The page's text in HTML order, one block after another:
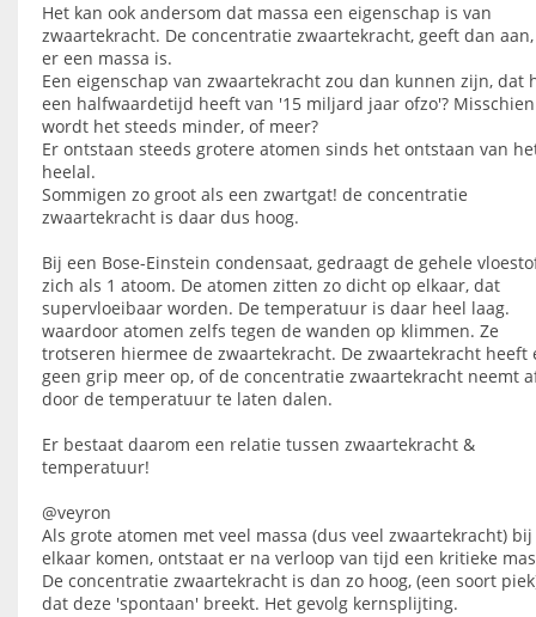
Het kan ook andersom dat massa een eigenschap is van
zwaartekracht. De concentratie zwaartekracht, geeft dan
er een massa is.
Een eigenschap van zwaartekracht zou dan kunnen zijn, dat
een halfwaardetijd heeft van '15 miljard jaar ofzo'? Misschien
wordt het steeds minder, of meer?
Er ontstaan steeds grotere atomen sinds het ontstaan van
heelal.
Sommigen zo groot als een zwartgat! de concentratie
zwaartekracht is daar dus hoog.
Bij een Bose-Einstein condensaat, gedraagt de gehele
zich als 1 atoom. De atomen zitten zo dicht op elkaar, dat
supervloeibaar worden. De temperatuur is daar heel laag.
waardoor atomen zelfs tegen de wanden op klimmen. Ze
trotseren hiermee de zwaartekracht. De zwaartekracht heeft
geen grip meer op, of de concentratie zwaartekracht neemt
door de temperatuur te laten dalen.
Er bestaat daarom een relatie tussen zwaartekracht &
temperatuur!
@veyron
Als grote atomen met veel massa (dus veel zwaartekracht) bij
elkaar komen, ontstaat er na verloop van tijd een kritieke
De concentratie zwaartekracht is dan zo hoog, (een soort
dat deze 'spontaan' breekt. Het gevolg kernsplijting.